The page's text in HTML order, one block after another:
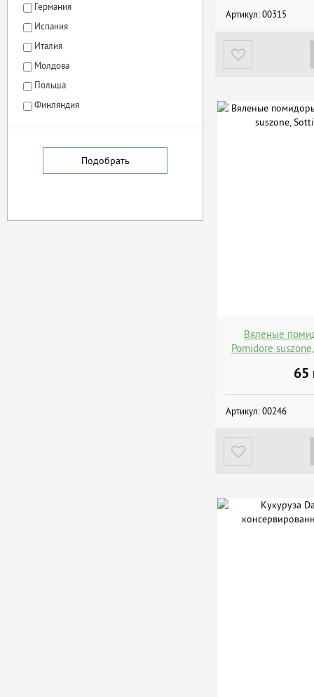
Германия
Испания
Италия
Молдова
Польша
Финляндия
Артикул:00315
Вяленые
Pomidore
65
Артикул:00246